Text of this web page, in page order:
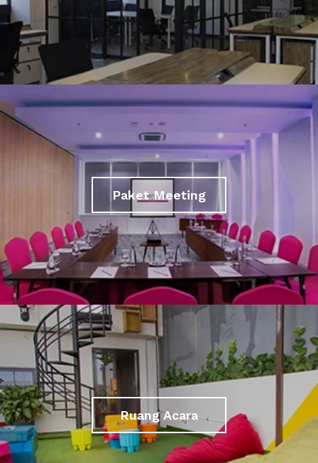
Paket Meeting
Ruang Acara